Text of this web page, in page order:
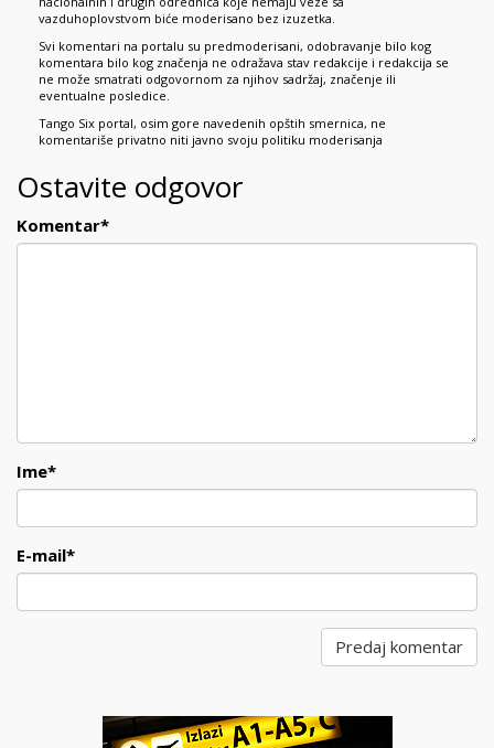
vazduhoplovstvom biće moderisano bez izuzetka.
Svi komentari na portalu su predmoderisani, odobravanje bilo kog
komentara bilo kog značenja ne odražava stav redakcije i redakcija se
ne može smatrati odgovornom za njihov sadržaj, značenje ili
eventualne posledice.
Tango Six portal, osim gore navedenih opštih smernica, ne
komentariše privatno niti javno svoju politiku moderisanja
Ostavite odgovor
Komentar*
Ime*
E-mail*